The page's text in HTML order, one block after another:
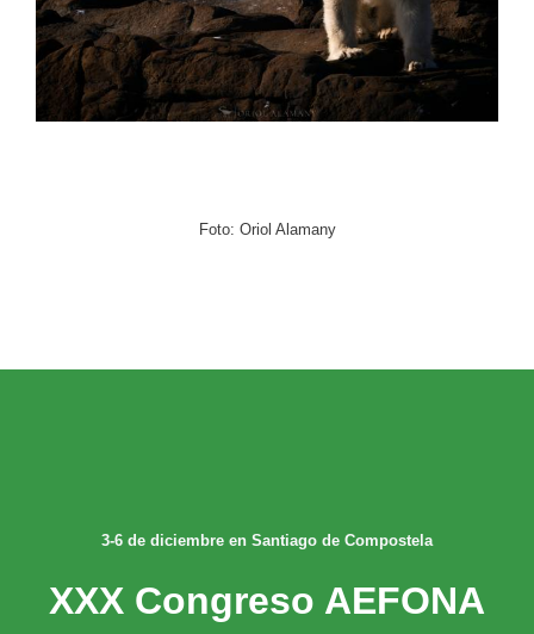
Foto: Oriol Alamany
3-6 de diciembre en Santiago de Compostela
XXX Congreso AEFONA